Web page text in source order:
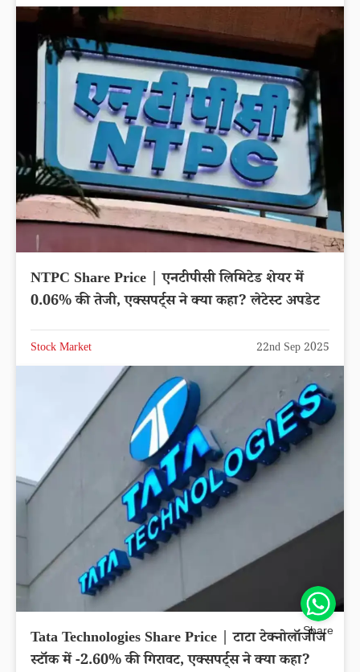
NTPC Share Price | एनटीपीसी लिमिटेड शेयर में
0.06% की तेजी, एक्सपर्ट्स ने क्या कहा? लेटेस्ट अपडेट
Stock Market 22nd Sep 2025
Tata Technologies Share Price | टाटा टेक्नोलॉजीज
स्टॉक में -2.60% की गिरावट, एक्सपर्ट्स ने क्या कहा?
Share